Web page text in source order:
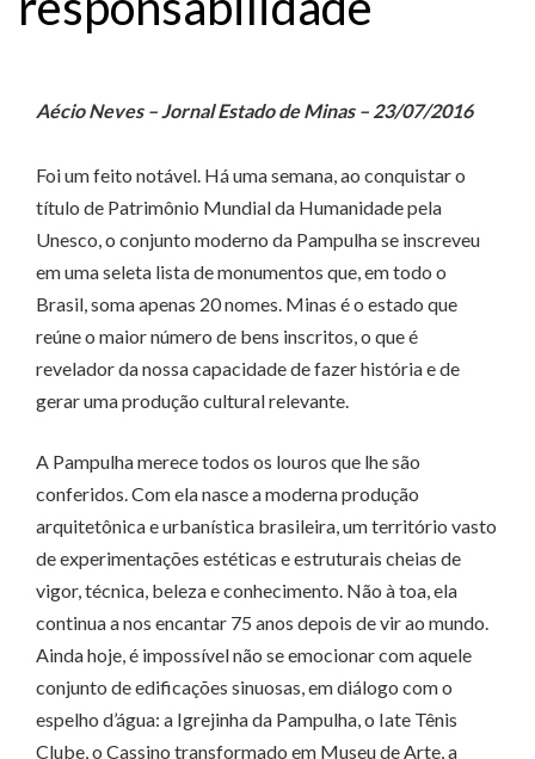
Aécio Neves – Jornal Estado de Minas – 23/07/2016
Foi um feito notável. Há uma semana, ao conquistar o
título de Patrimônio Mundial da Humanidade pela
Unesco, o conjunto moderno da Pampulha se inscreveu
em uma seleta lista de monumentos que, em todo o
Brasil, soma apenas 20 nomes. Minas é o estado que
reúne o maior número de bens inscritos, o que é
revelador da nossa capacidade de fazer história e de
gerar uma produção cultural relevante.
A Pampulha merece todos os louros que lhe são
conferidos. Com ela nasce a moderna produção
arquitetônica e urbanística brasileira, um território vasto
de experimentações estéticas e estruturais cheias de
vigor, técnica, beleza e conhecimento. Não à toa, ela
continua a nos encantar 75 anos depois de vir ao mundo.
Ainda hoje, é impossível não se emocionar com aquele
conjunto de edificações sinuosas, em diálogo com o
espelho d’água: a Igrejinha da Pampulha, o Iate Tênis
Clube, o Cassino transformado em Museu de Arte, a